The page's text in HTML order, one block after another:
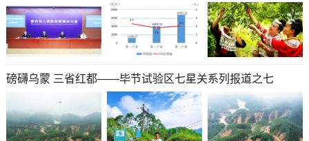
磅礴乌蒙 三省红都——毕节试验区七星关系列报道之七